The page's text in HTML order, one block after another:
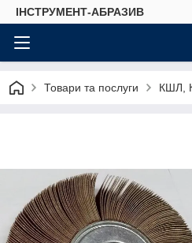
ІНСТРУМЕНТ-АБРАЗИВ
Товари та послуги КШЛ,